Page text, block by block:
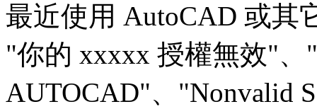
最近使用 AutoCAD 或其
"你的 xxxxx 授權無效"、
AUTOCAD"、"Nonvalid